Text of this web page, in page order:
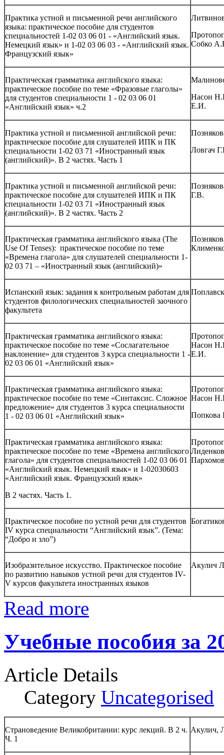
Практика устной и письменной речи английского
языка: практическое пособие для студентов
специальностей 1-02 03 06 01 - «Английский язык.
Немецкий язык» и 1-02 03 06 03 - «Английский язык.
Французский язык»
Собко
Практическая грамматика английского языка:
практическое пособие по теме «Фразовые глаголы»
для студентов специальности 1 - 02 03 06 01
«Английский язык» ч.2
Насон
Е.И.
Практика устной и письменной английской речи:
практическое пособие для слушателей ИПК и ПК
специальности 1-02 03 71 «Иностранный язык
(английский)». В 2 частях. Часть 1
Ловгач
Практика устной и письменной английской речи:
практическое пособие для слушателей ИПК и ПК
специальности 1-02 03 71 «Иностранный язык
(английский)». В 2 частях. Часть 2
Г.В.
Практическая грамматика английского языка (The
Use Of Tenses): практическое пособие по теме
«Времена глагола» для слушателей специальности 1-
02 03 71 – «Иностранный язык (английский)»
Испанский язык: задания к контрольным работам для
студентов филологических специальностей заочного
факультета
Практическая грамматика английского языка:
практическое пособие по теме «Сослагательное
наклонение» для студентов 3 курса специальности 1 -
02 03 06 01 «Английский язык»
Насон
Е.И.
Практическая грамматика английского языка:
практическое пособие по теме «Синтаксис. Сложное
предложение» для студентов 3 курса специальности
1 - 02 03 06 01 «Английский язык»
Насон
Попкова
Практическая грамматика английского языка:
практическое пособие по теме «Времена английского
глагола» для студентов специальностей 1-02 03 06 01
«Английский язык. Немецкий язык» и 1-02030603
«Английский язык. Французский язык»
В 2 частях. Часть 1.
Практическое пособие по устной речи для студентов
IV курса специальности “Английский язык”. (Тема:
“Добро и зло”)
Изобразительное искусство. Практическое пособие
по развитию навыков устной речи для студентов IV-
V курсов факультета иностранных языков
Акулич
Read more
Учебные пособия за
Article Details
Category Uncategorised
Страноведение Великобритании: курс лекций. В 2 ч.
Ч. 1
Акулич,